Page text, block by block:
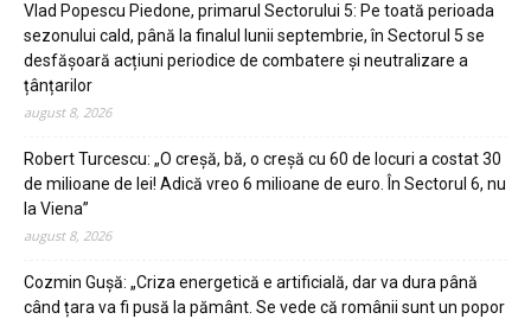
Vlad Popescu Piedone, primarul Sectorului 5: Pe toată perioada
sezonului cald, până la finalul lunii septembrie, în Sectorul 5 se
desfășoară acțiuni periodice de combatere și neutralizare a
țânțarilor
august 8, 2026
Robert Turcescu: „O creșă, bă, o creșă cu 60 de locuri a costat 30
de milioane de lei! Adică vreo 6 milioane de euro. În Sectorul 6, nu
la Viena”
august 8, 2026
Cozmin Guşă: „Criza energetică e artificială, dar va dura până
când țara va fi pusă la pământ. Se vede că românii sunt un popor